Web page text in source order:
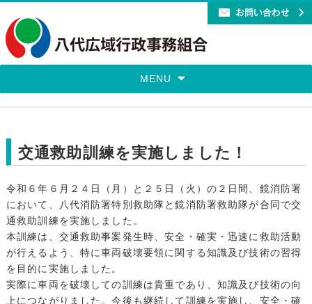
MENU
交通救助訓練を実施しました！
令和６年６月２４日（月）と２５日（火）の２日間、鏡消防署
において、八代消防署特別救助隊と鏡消防署救助隊が合同で交
通救助訓練を実施しました。
本訓練は、交通救助事案発生時、安全・確実・迅速に救助活動
が行えるよう、特に車両破壊要領に関する知識及び技術の習得
を目的に実施しました。
実際に車両を破壊しての訓練は貴重であり、知識及び技術の向
上につながりました。今後も継続して訓練を実施し、安全・確